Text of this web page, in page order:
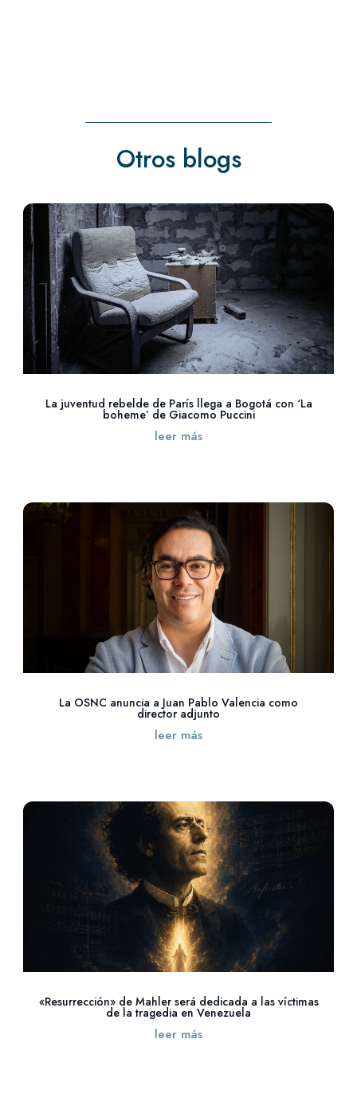
Otros blogs
La juventud rebelde de París llega a Bogotá con ‘La
boheme’ de Giacomo Puccini
leer más
La OSNC anuncia a Juan Pablo Valencia como
director adjunto
leer más
«Resurrección» de Mahler será dedicada a las víctimas
de la tragedia en Venezuela
leer más